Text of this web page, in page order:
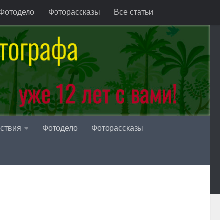
Фоторассказы Все статьи
Фотодело Фоторассказы